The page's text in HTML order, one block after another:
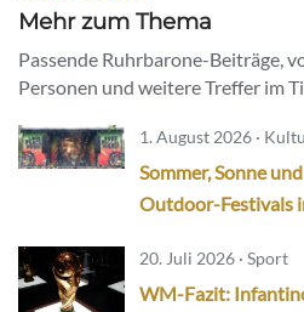
Mehr zum Thema
Passende Ruhrbarone-Beiträge,
Personen und weitere Treffer im
1. August 2026 ·
Sommer, Sonne
Outdoor-Festivals
20. Juli 2026 · Sport
WM-Fazit: